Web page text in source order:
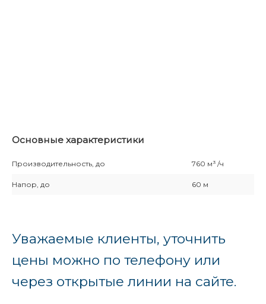
Основные характеристики
Производительность, до 760 м³ /ч
Напор, до 60 м
Уважаемые клиенты, уточнить
цены можно по телефону или
через открытые линии на сайте.